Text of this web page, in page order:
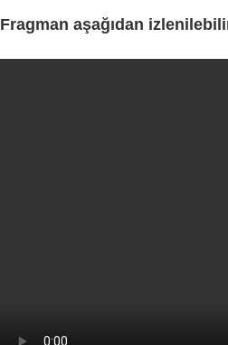
Fragman aşağıdan